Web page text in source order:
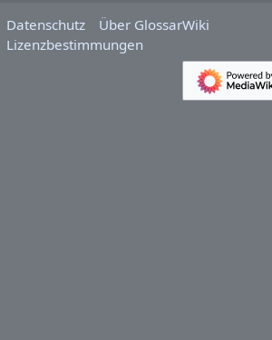
Datenschutz
Über GlossarWiki
Lizenzbestimmungen